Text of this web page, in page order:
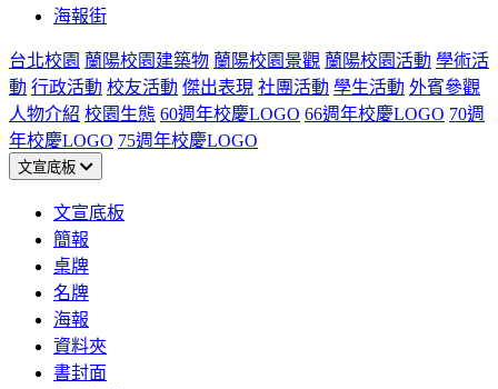
海報街
台北校園 蘭陽校園建築物 蘭陽校園景觀 蘭陽校園活動 學術活
動 行政活動 校友活動 傑出表現 社團活動 學生活動 外賓參觀
人物介紹 校園生態 60週年校慶LOGO 66週年校慶LOGO 70週
年校慶LOGO 75週年校慶LOGO
文宣底板
文宣底板
簡報
桌牌
名牌
海報
資料夾
書封面